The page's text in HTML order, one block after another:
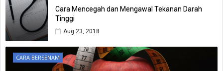
Cara Mencegah dan Mengawal Tekanan Darah
Tinggi
Aug 23, 2018
CARA BERSENAM